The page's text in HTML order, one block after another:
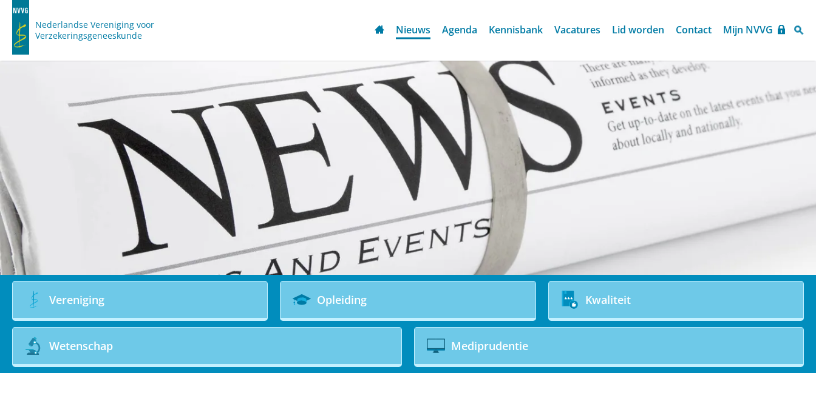
Nederlandse Vereniging voor
Verzekeringsgeneeskunde
Nieuws Agenda Kennisbank Vacatures Lid worden Contact Mijn NVVG
Vereniging Opleiding Kwaliteit
Wetenschap Mediprudentie